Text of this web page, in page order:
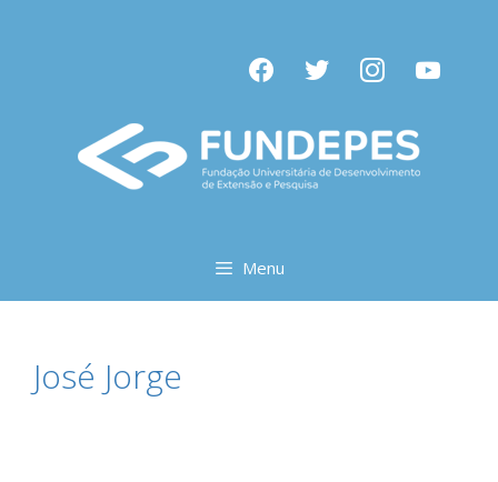
facebooktwitter instagramyoutube
Menu
José Jorge